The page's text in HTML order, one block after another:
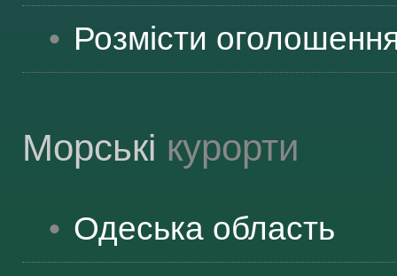
Розмісти
Морські курорти
Одеська область